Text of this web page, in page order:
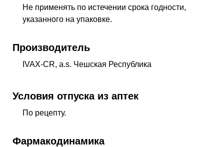
Не применять по истечении срока годности,
указанного на упаковке.
Производитель
IVAX-CR, a.s. Чешская Республика
Условия отпуска из аптек
По рецепту.
Фармакодинамика